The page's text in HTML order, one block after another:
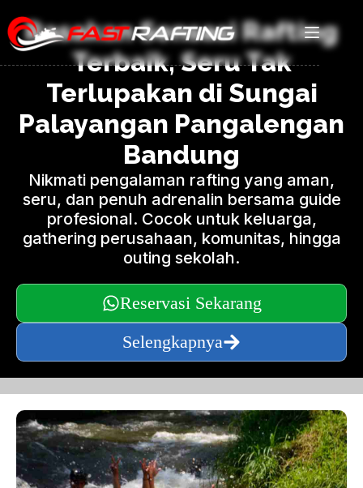
Rasakan Sensasi Rafting
Terbaik, Seru Tak
Terlupakan di Sungai
Palayangan Pangalengan
Bandung
Nikmati pengalaman rafting yang aman,
seru, dan penuh adrenalin bersama guide
profesional. Cocok untuk keluarga,
gathering perusahaan, komunitas, hingga
outing sekolah.
Reservasi Sekarang
Selengkapnya